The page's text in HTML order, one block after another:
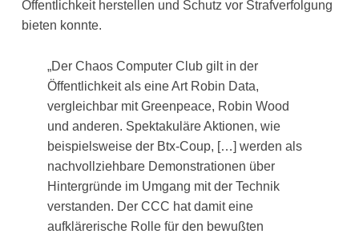
Öffentlichkeit herstellen und Schutz vor Strafverfolgung
bieten konnte.
„Der Chaos Computer Club gilt in der
Öffentlichkeit als eine Art Robin Data,
vergleichbar mit Greenpeace, Robin Wood
und anderen. Spektakuläre Aktionen, wie
beispielsweise der Btx-Coup, […] werden als
nachvollziehbare Demonstrationen über
Hintergründe im Umgang mit der Technik
verstanden. Der CCC hat damit eine
aufklärerische Rolle für den bewußten